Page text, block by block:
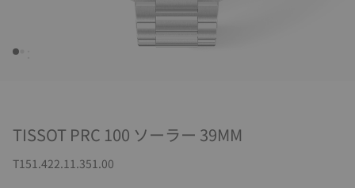
TISSOT PRC 100 ソーラー 39MM
T151.422.11.351.00